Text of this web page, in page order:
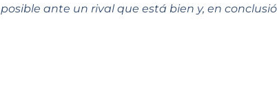
posible ante un rival que está bien y, en